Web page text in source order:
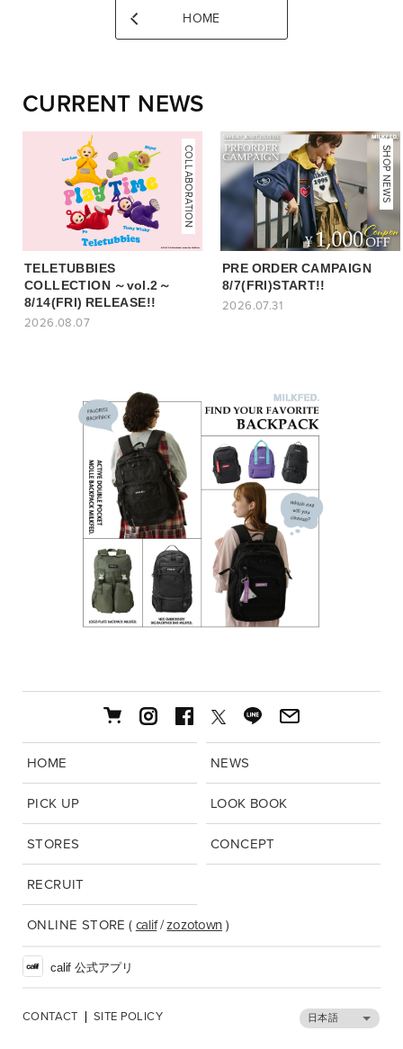
HOME
CURRENT NEWS
COLLABORATION
TELETUBBIES
COLLECTION ～vol.2～
8/14(FRI) RELEASE!!
2026.08.07
NEWS
SHOP NEWS
PRE ORDER CAMPAIGN
8/7(FRI)START!!
2026.07.31
HOME NEWS
PICK UP LOOK BOOK
STORES CONCEPT
RECRUIT
ONLINE STORE ( calif/zozotown )
calif 公式アプリ
CONTACT SITE POLICY 日本語